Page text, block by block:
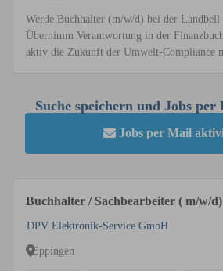
Werde Buchhalter (m/w/d) bei der
Übernimm Verantwortung in der
aktiv die Zukunft der Umwelt-Compliance
Suche speichern und Jobs
Jobs per Mail
Buchhalter / Sachbearbeiter ( m/w/d)
DPV Elektronik-Service GmbH
Eppingen